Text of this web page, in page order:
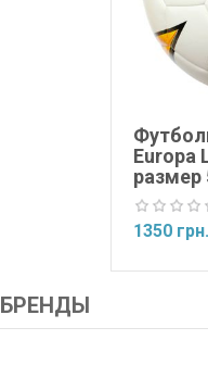
Europa
размер
1350 грн.
БРЕНДЫ